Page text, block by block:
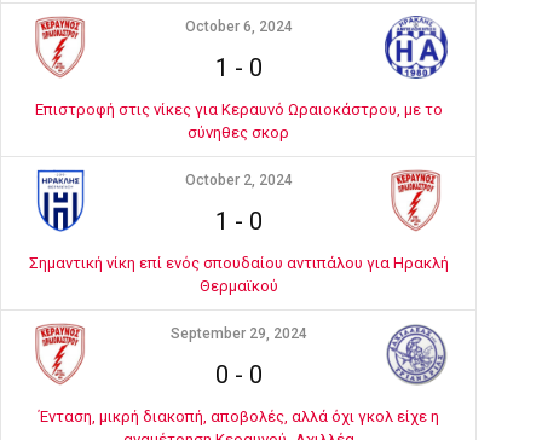
October 6, 2024
1 - 0
Επιστροφή στις νίκες για Κεραυνό Ωραιοκάστρου, με το
σύνηθες σκορ
October 2, 2024
1 - 0
Σημαντική νίκη επί ενός σπουδαίου αντιπάλου για Ηρακλή
Θερμαϊκού
September 29, 2024
0 - 0
Ένταση, μικρή διακοπή, αποβολές, αλλά όχι γκολ είχε η